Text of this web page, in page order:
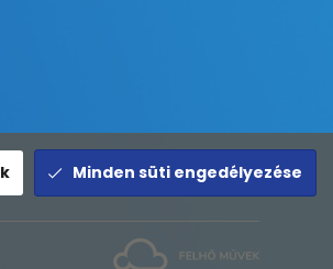
Minden süti engedélyezése